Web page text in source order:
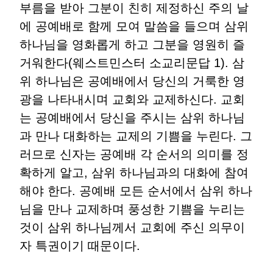
부름을 받아 그분이 친히 제정하신 주의 날
에 공예배로 함께 모여 말씀을 들으며 삼위
하나님을 영화롭게 하고 그분을 영원히 즐
거워한다(웨스트민스터 소교리문답 1). 삼
위 하나님은 공예배에서 당신의 거룩한 영
광을 나타내시며 교회와 교제하신다. 교회
는 공예배에서 당신을 주시는 삼위 하나님
과 만나 대화하는 교제의 기쁨을 누린다. 그
러므로 신자는 공예배 각 순서의 의미를 정
확하게 알고, 삼위 하나님과의 대화에 참여
해야 한다. 공예배 모든 순서에서 삼위 하나
님을 만나 교제하며 풍성한 기쁨을 누리는
것이 삼위 하나님께서 교회에 주신 의무이
자 특권이기 때문이다.